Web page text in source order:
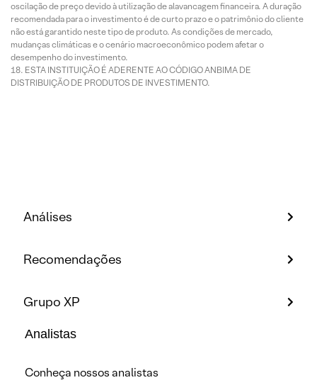
oscilação de preço devido à utilização de alavancagem financeira. A duração
recomendada para o investimento é de curto prazo e o patrimônio do cliente
não está garantido neste tipo de produto. As condições de mercado,
mudanças climáticas e o cenário macroeconômico podem afetar o
desempenho do investimento.
ESTA INSTITUIÇÃO É ADERENTE AO CÓDIGO ANBIMA DE
DISTRIBUIÇÃO DE PRODUTOS DE INVESTIMENTO.
Análises
Recomendações
Grupo XP
Analistas
Conheça nossos analistas